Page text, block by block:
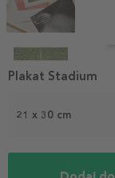
1
21 x 30 cm
Plakat Stadium